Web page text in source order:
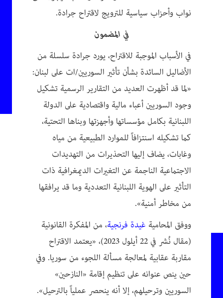
نواب وأحزاب سياسية للترويج لاقتراح جرادة.
في المضمون
في الأسباب الموجبة للاقتراح، يورد جرادة سلسلة من
الأضاليل السائدة بشأن تأثير السوريين/ات على لبنان:
«لما قد أظهرت العديد من التقارير الرسمية تشكيل
وجود السوريين أعباء مالية واقتصادية على الدولة
اللبنانية بكامل مؤسساتها وأجهزتها وبناها التحتية،
كما تشكيله اسنتزافاً للموارد الطبيعية من مياه
وغابات، يضاف إليها التحذيرات من التهديدات
الاجتماعية الناجمة عن التغيرات الديمغرافية ذات
التأثير على الهوية اللبنانية التعددية وما قد يرافقها
من مخاطر أمنية».
ووفق المحامية غيدة فرنجية، من المفكرة القانونية
(مقال نُشر في 22 أيلول 2023)، «يعتمد الاقتراح
مقاربة عقابية لمعالجة مسألة اللجوء من سوريا. وفي
حين ينص عنوانه على تنظيم إقامة «النازحين»
السوريين وترحيلهم، إلا أنه ينحصر عملياً بالترحيل».